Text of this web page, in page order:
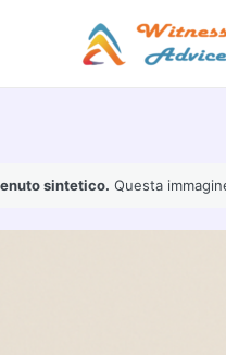
sintetico. Questa